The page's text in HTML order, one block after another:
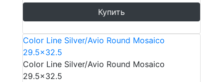
Купить
Color Line Silver/Avio Round Mosaico
29.5x32.5
Color Line Silver/Avio Round Mosaico
29.5x32.5